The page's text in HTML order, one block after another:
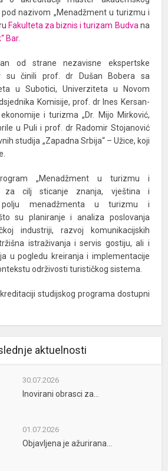
nazivom „Menadžment u turizmu i
Fakulteta za biznis i turizam Budva na
Bar.
od strane nezavisne ekspertske
su činili prof. dr Dušan Bobera sa
u Subotici, Univerziteta u Novom
Komisije, prof. dr Ines Kersan-
i turizma „Dr. Mijo Mirković,
u Puli i prof. dr Radomir Stojanović
studija „Zapadna Srbija“ – Užice, koji
„Menadžment u turizmu i
za cilj sticanje znanja, vještina i
menadžmenta u turizmu i
su planiranje i analiza poslovanja
industriji, razvoj komunikacijskih
istraživanja i servis gostiju, ali i
u pogledu kreiranja i implementacije
održivosti turističkog sistema.
studijskog programa dostupni
aktuelnosti
30.07.2026
Inovirani obrasci za...
01.07.2026
Objavljena je ažurirana...